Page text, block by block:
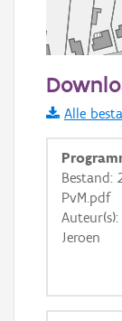
i
+
Alle
Bestand:
PvM.pdf
Auteur(s):
Jeroen